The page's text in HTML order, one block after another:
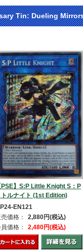
Tin: Dueling
PSE】S:P Little Knight S：P
トルナイト (1st Edition)
EN121
価格：
2,880円(税込)
価格：
2,480円(税込)